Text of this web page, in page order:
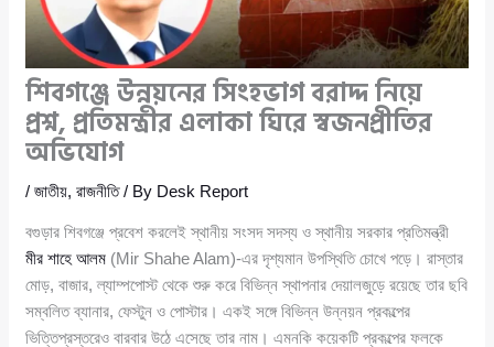
শিবগঞ্জে উন্নয়নের সিংহভাগ বরাদ্দ নিয়ে
প্রশ্ন, প্রতিমন্ত্রীর এলাকা ঘিরে স্বজনপ্রীতির
অভিযোগ
/জাতীয়,রাজনীতি/ By Desk Report
বগুড়ার শিবগঞ্জে প্রবেশ করলেই স্থানীয় সংসদ সদস্য ও স্থানীয় সরকার প্রতিমন্ত্রী
মীর শাহে আলম (Mir Shahe Alam)-এর দৃশ্যমান উপস্থিতি চোখে পড়ে। রাস্তার
মোড়, বাজার, ল্যাম্পপোস্ট থেকে শুরু করে বিভিন্ন স্থাপনার দেয়ালজুড়ে রয়েছে তার ছবি
সম্বলিত ব্যানার, ফেস্টুন ও পোস্টার। একই সঙ্গে বিভিন্ন উন্নয়ন প্রকল্পের
ভিত্তিপ্রস্তরেও বারবার উঠে এসেছে তার নাম। এমনকি কয়েকটি প্রকল্পের ফলকে